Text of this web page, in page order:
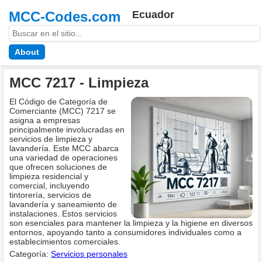
MCC-Codes.com Ecuador
About
MCC 7217 - Limpieza
El Código de Categoría de
Comerciante (MCC) 7217 se
asigna a empresas
principalmente involucradas en
servicios de limpieza y
lavandería. Este MCC abarca
una variedad de operaciones
que ofrecen soluciones de
limpieza residencial y
comercial, incluyendo
tintorería, servicios de
lavandería y saneamiento de
instalaciones. Estos servicios
son esenciales para mantener la limpieza y la higiene en diversos
entornos, apoyando tanto a consumidores individuales como a
establecimientos comerciales.
Categoría: Servicios personales